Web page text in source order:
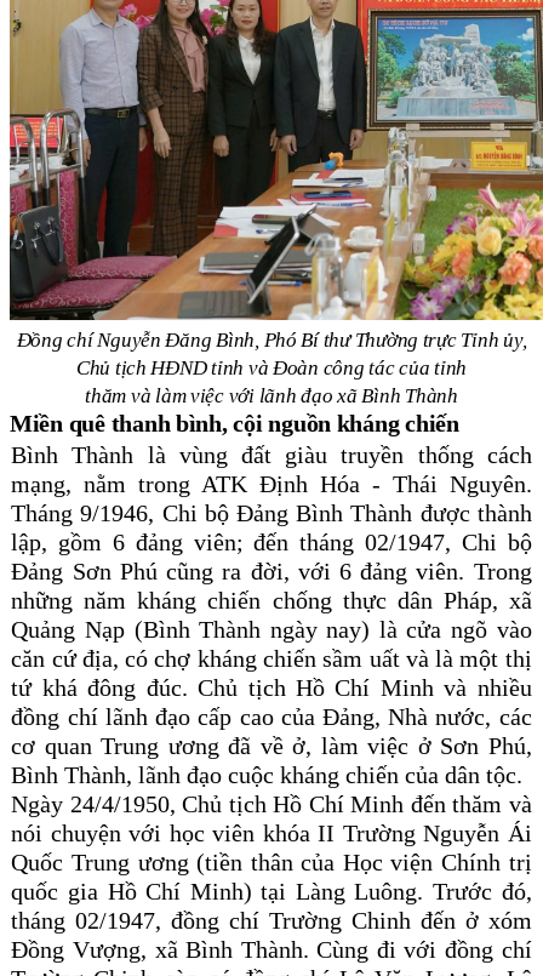
Đồng chí Nguyễn Đăng Bình, Phó Bí thư Thường trực Tỉnh ủy,
Chủ tịch HĐND tỉnh và Đoàn công tác của tỉnh
thăm và làm việc với lãnh đạo xã Bình Thành
Miền quê thanh bình, cội nguồn kháng chiến
Bình Thành là vùng đất giàu truyền thống cách
mạng, nằm trong ATK Định Hóa - Thái Nguyên.
Tháng 9/1946, Chi bộ Đảng Bình Thành được thành
lập, gồm 6 đảng viên; đến tháng 02/1947, Chi bộ
Đảng Sơn Phú cũng ra đời, với 6 đảng viên. Trong
những năm kháng chiến chống thực dân Pháp, xã
Quảng Nạp (Bình Thành ngày nay) là cửa ngõ vào
căn cứ địa, có chợ kháng chiến sầm uất và là một thị
tứ khá đông đúc. Chủ tịch Hồ Chí Minh và nhiều
đồng chí lãnh đạo cấp cao của Đảng, Nhà nước, các
cơ quan Trung ương đã về ở, làm việc ở Sơn Phú,
Bình Thành, lãnh đạo cuộc kháng chiến của dân tộc.
Ngày 24/4/1950, Chủ tịch Hồ Chí Minh đến thăm và
nói chuyện với học viên khóa II Trường Nguyễn Ái
Quốc Trung ương (tiền thân của Học viện Chính trị
quốc gia Hồ Chí Minh) tại Làng Luông. Trước đó,
tháng 02/1947, đồng chí Trường Chinh đến ở xóm
Đồng Vượng, xã Bình Thành. Cùng đi với đồng chí